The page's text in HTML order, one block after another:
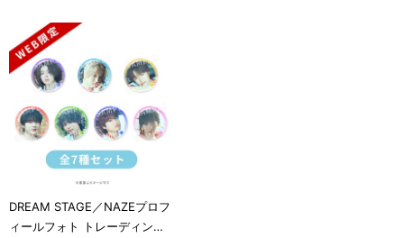
DREAM STAGE／NAZEプロフ
ィールフォト トレーディング